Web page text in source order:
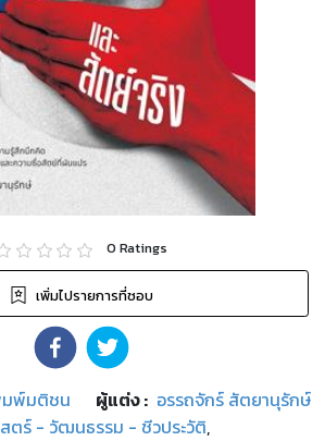
0 Ratings
เพิ่มไปรายการที่ชอบ
พ์มติชน ผู้แต่ง : อรรถจักร์ สัตยานุรักษ์
สตร์ - วัฒนธรรม - ชีวประวัติ,